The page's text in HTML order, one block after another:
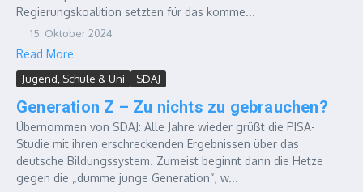
Regierungskoalition setzten für das komme...
15. Oktober 2024
Read More
Jugend, Schule & Uni SDAJ
Generation Z – Zu nichts zu gebrauchen?
Übernommen von SDAJ: Alle Jahre wieder grüßt die PISA-
Studie mit ihren erschreckenden Ergebnissen über das
deutsche Bildungssystem. Zumeist beginnt dann die Hetze
gegen die „dumme junge Generation“, w...